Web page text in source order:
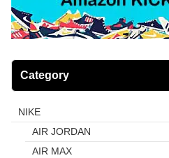
Category
NIKE
AIR JORDAN
AIR MAX